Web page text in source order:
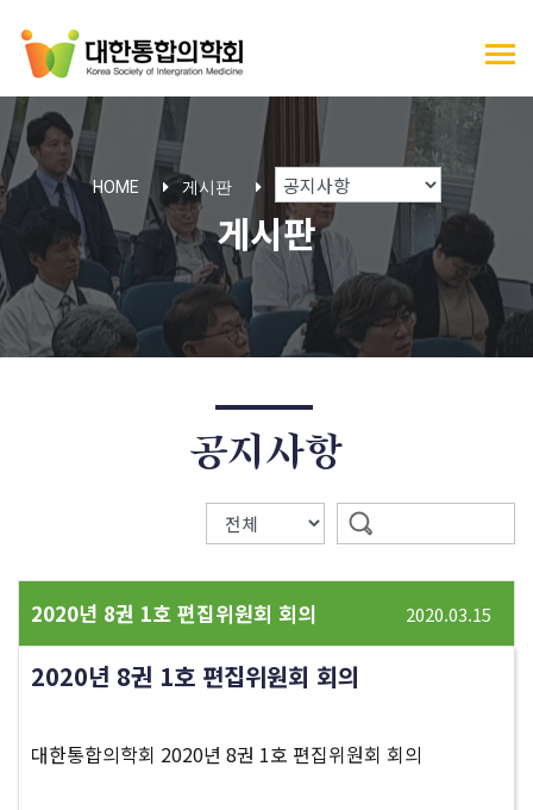
HOME 게시판
게시판
공지사항
2020년 8권 1호 편집위원회 회의 2020.03.15
2020년 8권 1호 편집위원회 회의
대한통합의학회 2020년 8권 1호 편집위원회 회의